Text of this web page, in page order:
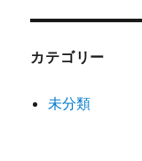
カテゴリー
未分類